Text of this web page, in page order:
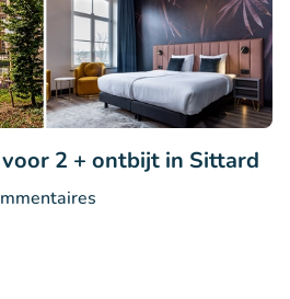
2 + ontbijt in Sittard